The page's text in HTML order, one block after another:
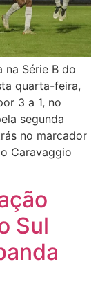
na Série B do
quarta-feira,
3 a 1, no
segunda
no marcador
Caravaggio
Sul